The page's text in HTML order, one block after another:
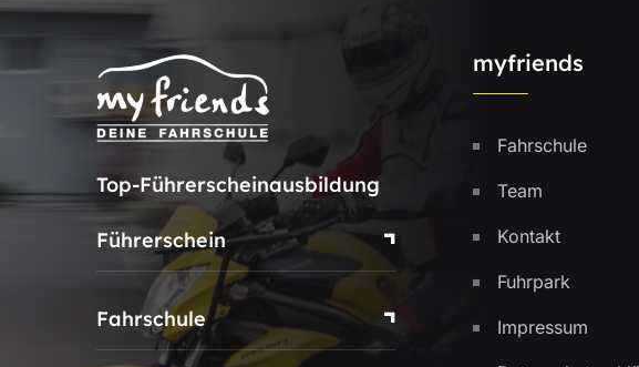
Top-Führerscheinausbildung
Führerschein
Fahrschule
myfriends
Fahrschule
Team
Kontakt
Fuhrpark
Impressum